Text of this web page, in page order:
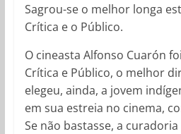
Sagrou-se o melhor longa
Crítica e o Público.
O cineasta Alfonso Cuarón
Crítica e Público, o melhor
elegeu, ainda, a jovem
em sua estreia no cinema,
Se não bastasse, a